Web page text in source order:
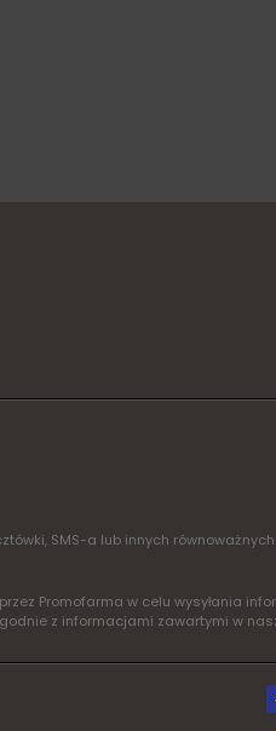
SMS-a lub innych
Promofarma w celu wysyłania
z informacjami zawartymi w